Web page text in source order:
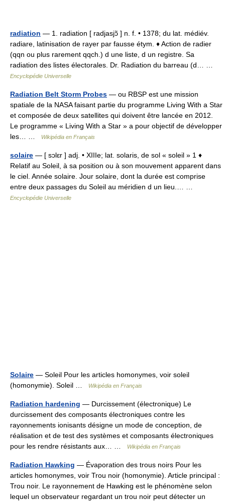
radiation — 1. radiation [ radjasjɔ̃ ] n. f. • 1378; du lat. médiév.
radiare, latinisation de rayer par fausse étym. ♦ Action de radier
(qqn ou plus rarement qqch.) d une liste, d un registre. Sa
radiation des listes électorales. Dr. Radiation du barreau (d… …
Encyclopédie Universelle
Radiation Belt Storm Probes — ou RBSP est une mission
spatiale de la NASA faisant partie du programme Living With a Star
et composée de deux satellites qui doivent être lancée en 2012.
Le programme « Living With a Star » a pour objectif de développer
les… …
Wikipédia en Français
solaire — [ sɔlɛr ] adj. • XIIIe; lat. solaris, de sol « soleil » 1 ♦
Relatif au Soleil, à sa position ou à son mouvement apparent dans
le ciel. Année solaire. Jour solaire, dont la durée est comprise
entre deux passages du Soleil au méridien d un lieu.… …
Encyclopédie Universelle
Solaire — Soleil Pour les articles homonymes, voir soleil
(homonymie). Soleil …
Wikipédia en Français
Radiation hardening — Durcissement (électronique) Le
durcissement des composants électroniques contre les
rayonnements ionisants désigne un mode de conception, de
réalisation et de test des systèmes et composants électroniques
pour les rendre résistants aux… …
Wikipédia en Français
Radiation Hawking — Évaporation des trous noirs Pour les
articles homonymes, voir Trou noir (homonymie). Article principal :
Trou noir. Le rayonnement de Hawking est le phénomène selon
lequel un observateur regardant un trou noir peut détecter un